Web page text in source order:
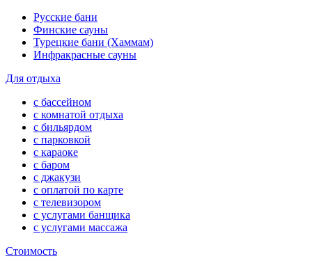
Русские бани
Финские сауны
Турецкие бани (Хаммам)
Инфракрасные сауны
Для отдыха
с бассейном
с комнатой отдыха
с бильярдом
с парковкой
с караоке
с баром
с джакузи
с оплатой по карте
с телевизором
с услугами банщика
с услугами массажа
Стоимость